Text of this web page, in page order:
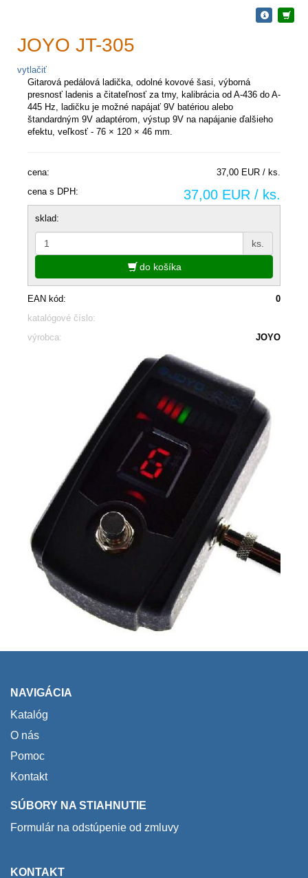
JOYO JT-305
vytlačiť
Gitarová pedálová ladička, odolné kovové šasi, výborná
presnosť ladenis a čitateľnosť za tmy, kalibrácia od A-436 do A-
445 Hz, ladičku je možné napájať 9V batériou alebo
štandardným 9V adaptérom, výstup 9V na napájanie ďalšieho
efektu, veľkosť - 76 × 120 × 46 mm.
cena:
37,00 EUR / ks.
cena s DPH:
37,00 EUR / ks.
sklad:
ks.
do košíka
EAN kód:
0
katalógové číslo:
výrobca:
JOYO
NAVIGÁCIA
Katalóg
O nás
Pomoc
Kontakt
SÚBORY NA STIAHNUTIE
Formulár na odstúpenie od zmluvy
KONTAKT